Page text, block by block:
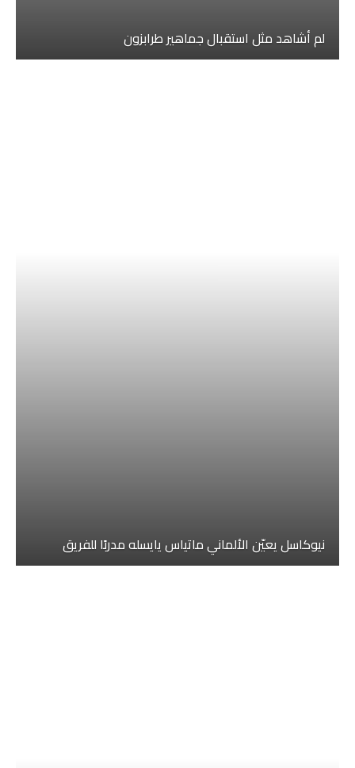
لم أشاهد مثل استقبال جماهير طرابزون
نيوكاسل يعيّن الألماني ماتياس يايسله مدربًا للفريق